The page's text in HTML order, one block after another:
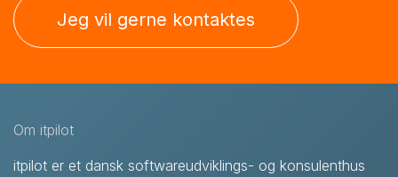
Jeg vil gerne kontaktes
Om itpilot
itpilot er et dansk softwareudviklings- og konsulenthus